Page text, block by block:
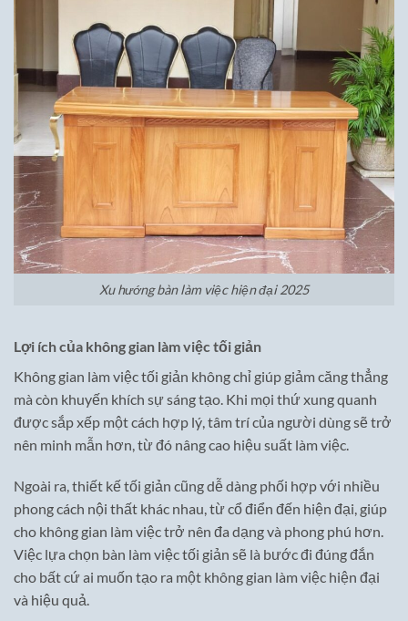
Xu hướng bàn làm việc hiện đại 2025
Lợi ích của không gian làm việc tối giản
Không gian làm việc tối giản không chỉ giúp giảm căng thẳng
mà còn khuyến khích sự sáng tạo. Khi mọi thứ xung quanh
được sắp xếp một cách hợp lý, tâm trí của người dùng sẽ trở
nên minh mẫn hơn, từ đó nâng cao hiệu suất làm việc.
Ngoài ra, thiết kế tối giản cũng dễ dàng phối hợp với nhiều
phong cách nội thất khác nhau, từ cổ điển đến hiện đại, giúp
cho không gian làm việc trở nên đa dạng và phong phú hơn.
Việc lựa chọn bàn làm việc tối giản sẽ là bước đi đúng đắn
cho bất cứ ai muốn tạo ra một không gian làm việc hiện đại
và hiệu quả.